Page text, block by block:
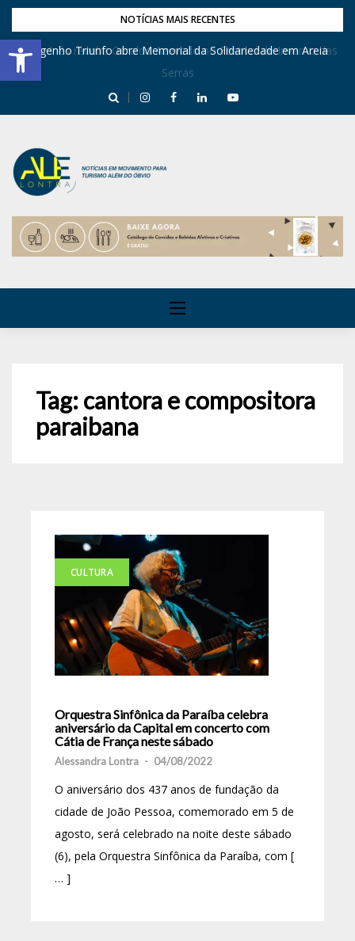
Barra de Ferramentas Aberta
NOTÍCIAS MAIS RECENTES
Dona Inês recebe Geraldo Azevedo no Festival de Inverno das
Serras
Engenho Triunfo abre Memorial da Solidariedade em Areia
Tag:cantora e compositora
paraibana
CULTURA
Orquestra Sinfônica da Paraíba celebra
aniversário da Capital em concerto com
Cátia de França neste sábado
Alessandra Lontra - 04/08/2022
O aniversário dos 437 anos de fundação da
cidade de João Pessoa, comemorado em 5 de
agosto, será celebrado na noite deste sábado
(6), pela Orquestra Sinfônica da Paraíba, com [
… ]